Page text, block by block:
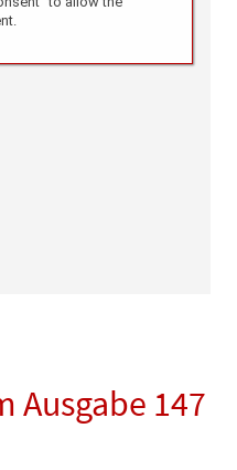
Ausgabe 147